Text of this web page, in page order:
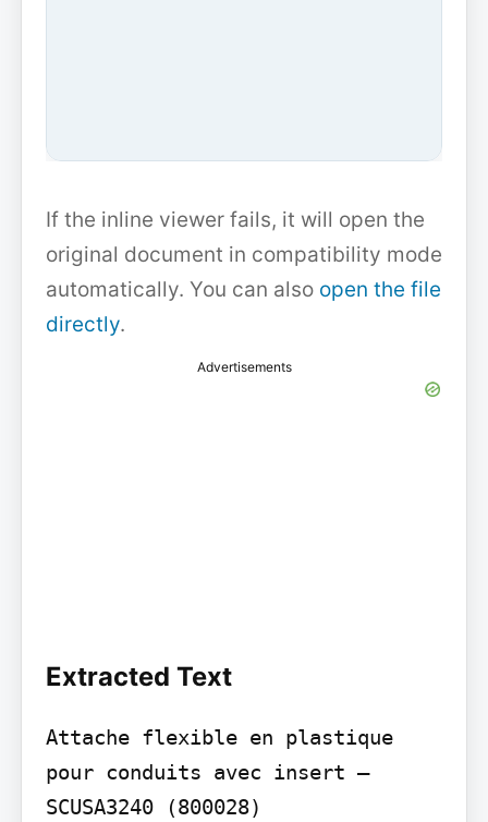
If the inline viewer fails, it will open the
original document in compatibility mode
automatically. You can also open the file
directly.
Advertisements
Extracted Text
Attache flexible en plastique
pour conduits avec insert –
SCUSA3240 (800028)